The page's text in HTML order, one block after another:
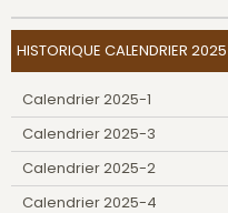
HISTORIQUE CALENDRIER 2025
Calendrier 2025-1
Calendrier 2025-3
Calendrier 2025-2
Calendrier 2025-4